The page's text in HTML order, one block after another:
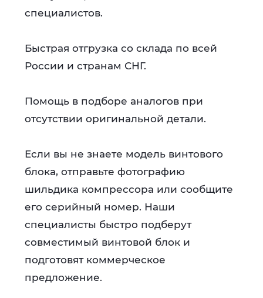
специалистов.
Быстрая отгрузка со склада по всей
России и странам СНГ.
Помощь в подборе аналогов при
отсутствии оригинальной детали.
Если вы не знаете модель винтового
блока, отправьте фотографию
шильдика компрессора или сообщите
его серийный номер. Наши
специалисты быстро подберут
совместимый винтовой блок и
подготовят коммерческое
предложение.